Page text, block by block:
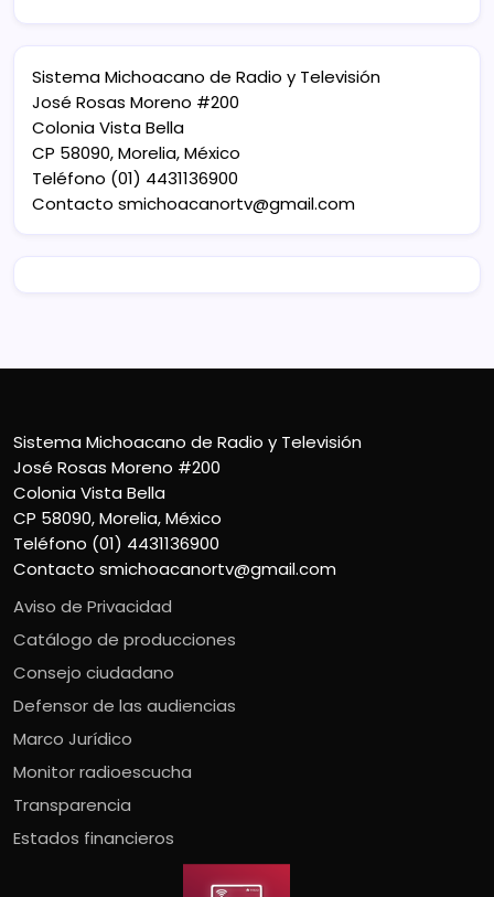
Sistema Michoacano de Radio y Televisión
José Rosas Moreno #200
Colonia Vista Bella
CP 58090, Morelia, México
Teléfono (01) 4431136900
Contacto smichoacanortv@gmail.com
Sistema Michoacano de Radio y Televisión
José Rosas Moreno #200
Colonia Vista Bella
CP 58090, Morelia, México
Teléfono (01) 4431136900
Contacto smichoacanortv@gmail.com
Aviso de Privacidad
Catálogo de producciones
Consejo ciudadano
Defensor de las audiencias
Marco Jurídico
Monitor radioescucha
Transparencia
Estados financieros